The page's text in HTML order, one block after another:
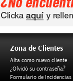
Zona de Clientes
Alta como nuevo cliente
¿Olvidó su contraseña?
Formulario de Incidencias